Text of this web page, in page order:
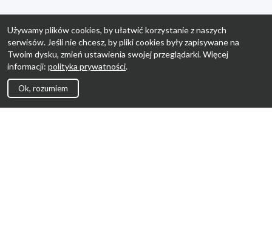
Używamy plików cookies, by ułatwić korzystanie z naszych
serwisów. Jeśli nie chcesz, by pliki cookies były zapisywane na
Twoim dysku, zmień ustawienia swojej przeglądarki. Więcej
informacji: polityka prywatności.
Ok, rozumiem